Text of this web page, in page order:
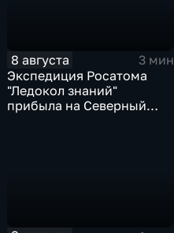
8 августа
3 мин
Экспедиция Росатома
"Ледокол знаний"
прибыла на Северный